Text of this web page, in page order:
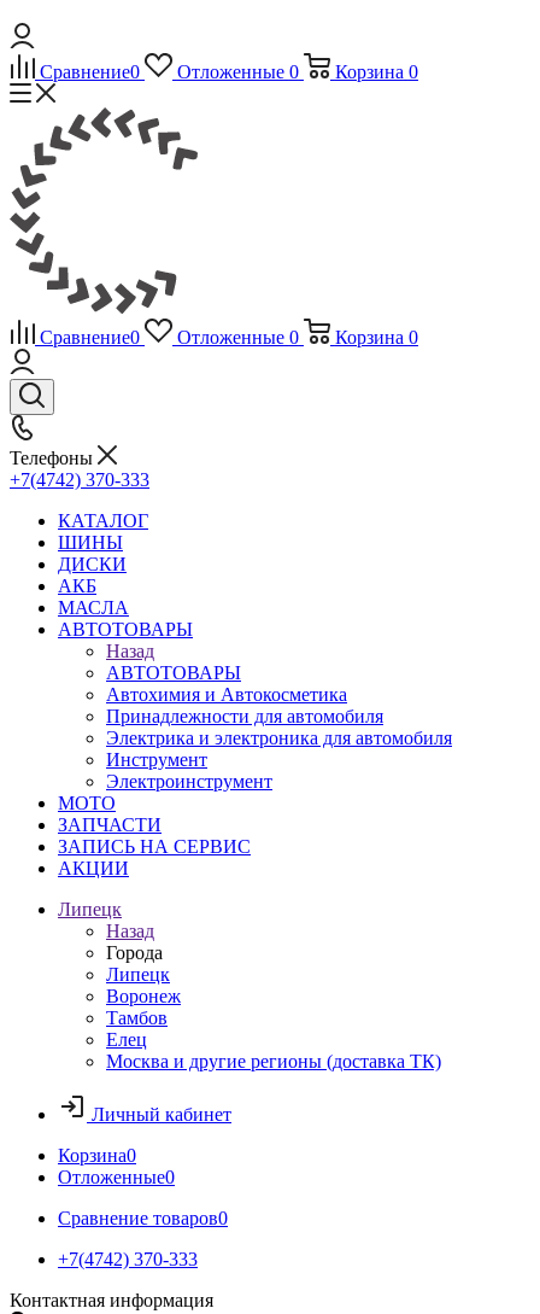
Сравнение0 Отложенные 0 Корзина 0
Сравнение0 Отложенные 0 Корзина 0
Телефоны
+7(4742) 370-333
КАТАЛОГ
ШИНЫ
ДИСКИ
АКБ
МАСЛА
АВТОТОВАРЫ
Назад
АВТОТОВАРЫ
Автохимия и Автокосметика
Принадлежности для автомобиля
Электрика и электроника для автомобиля
Инструмент
Электроинструмент
МОТО
ЗАПЧАСТИ
ЗАПИСЬ НА СЕРВИС
АКЦИИ
Липецк
Назад
Города
Липецк
Воронеж
Тамбов
Елец
Москва и другие регионы (доставка ТК)
Личный кабинет
Корзина0
Отложенные0
Сравнение товаров0
+7(4742) 370-333
Контактная информация